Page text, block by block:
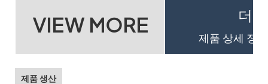
VIEW MORE 더
제품 상세 정
제품 생산